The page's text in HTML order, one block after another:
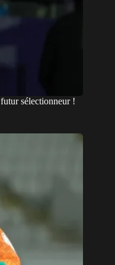
sélectionneur !